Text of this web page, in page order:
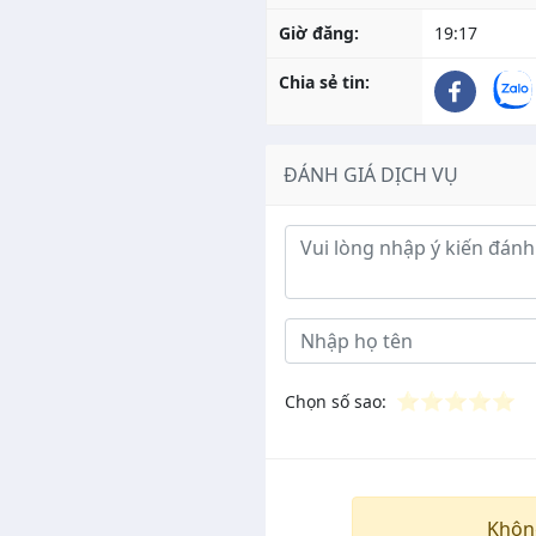
Giờ đăng: 19:17
Chia sẻ tin:
ĐÁNH GIÁ DỊCH VỤ
Ý kiến đánh giá
Chọn số sao: ⭐⭐⭐⭐⭐